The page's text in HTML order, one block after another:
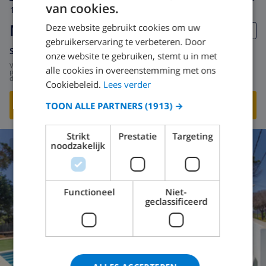
12km privé
Maria Magdalena
Spanje Costa Brava Macanet de la selva
per
dag US$ 134,02
BEKIJK DEZE VILLA›
BEOORDELINGEN
van cookies.
Deze website gebruikt cookies om uw
gebruikerservaring te verbeteren. Door
onze website te gebruiken, stemt u in met
alle cookies in overeenstemming met ons
Cookiebeleid. Lees verder
TOON ALLE PARTNERS(1913) →
Strikt
noodzakelijk
Prestatie Targeting
Functioneel
Niet-
geclassificeerd